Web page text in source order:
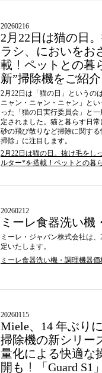
20260216
2⽉22⽇は猫の⽇
ラシ、においをお
載！ペットとの暮
新”掃除機をご紹介
2⽉22⽇は「猫の⽇」というの
ニャン・ニャン・ニャン」と
った「猫の⽇実⾏委員会」と
定されました。猫と暮らす⽇
砂の⾶び散りなど掃除に関す
掃除」に注⽬します。
2⽉22⽇は猫の⽇。抜け⽑をし
ルター*を搭載！ペットとの暮
20260212
ミーレ⾷器洗い機
ミーレ・ジャパン株式会社は
定いたします。
ミーレ⾷器洗い機・調理機器
20260115
Miele、14 年ぶり
掃除機の新シリー
量化による快適な
開も！「Guard S1